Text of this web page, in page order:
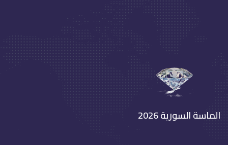
الماسة السورية 2026